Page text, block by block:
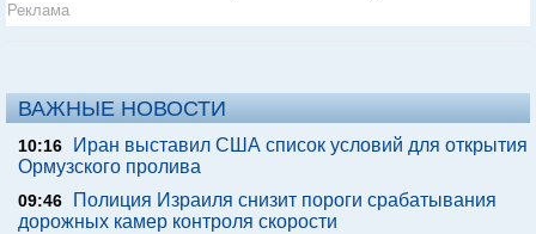
Реклама
ВАЖНЫЕ НОВОСТИ
10:16
Иран выставил США список условий для открытия
Ормузского пролива
09:46
Полиция Израиля снизит пороги срабатывания
дорожных камер контроля скорости